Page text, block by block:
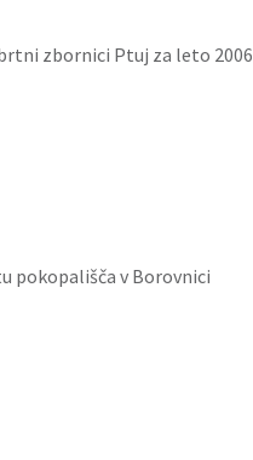
zbornici Ptuj za leto 2006
pokopališča v Borovnici